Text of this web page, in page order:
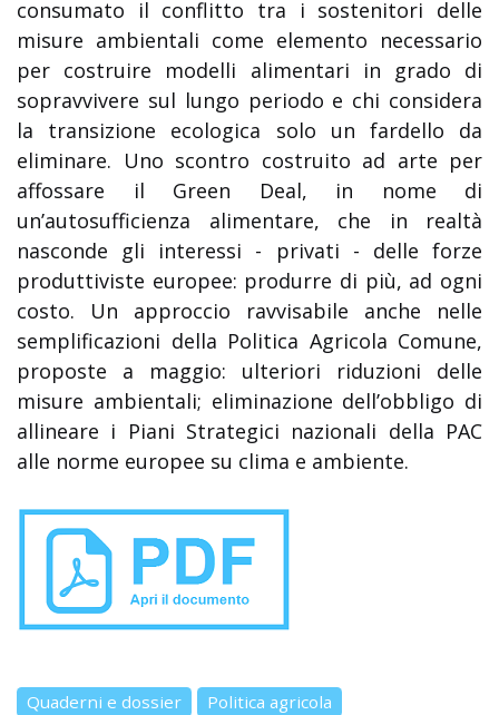
consumato il conflitto tra i sostenitori delle
misure ambientali come elemento necessario
per costruire modelli alimentari in grado di
sopravvivere sul lungo periodo e chi considera
la transizione ecologica solo un fardello da
eliminare. Uno scontro costruito ad arte per
affossare il Green Deal, in nome di
un’autosufficienza alimentare, che in realtà
nasconde gli interessi - privati - delle forze
produttiviste europee: produrre di più, ad ogni
costo. Un approccio ravvisabile anche nelle
semplificazioni della Politica Agricola Comune,
proposte a maggio: ulteriori riduzioni delle
misure ambientali; eliminazione dell’obbligo di
allineare i Piani Strategici nazionali della PAC
alle norme europee su clima e ambiente.
Quaderni e dossier Politica agricola